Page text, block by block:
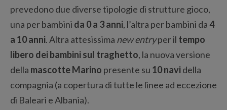
prevedono due diverse tipologie di strutture gioco,
una per bambini da 0 a 3 anni, l’altra per bambini da 4
a 10 anni. Altra attesissima new entryper il tempo
libero dei bambini sul traghetto, la nuova versione
della mascotte Marino presente su 10 navidella
compagnia (a copertura di tutte le linee ad eccezione
di Baleari e Albania).